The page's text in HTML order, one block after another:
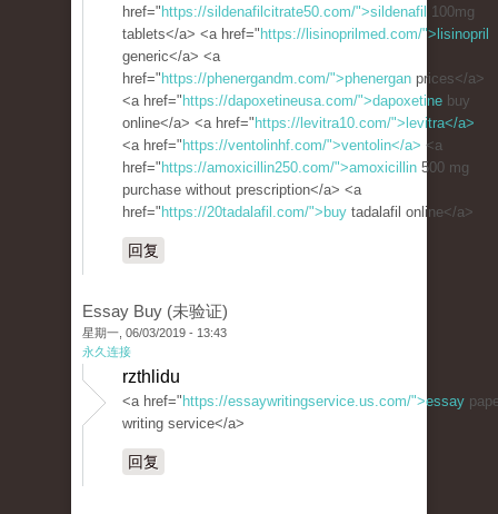
href=" https://sildenafilcitrate50.com/">sildenafil 100mg
tablets</a> <a href=" https://lisinoprilmed.com/">lisinopril
generic</a> <a
href=" https://phenergandm.com/">phenergan prices</a>
<a href=" https://dapoxetineusa.com/">dapoxetine buy
online</a> <a href=" https://levitra10.com/">levitra</a>
<a href=" https://ventolinhf.com/">ventolin</a> <a
href=" https://amoxicillin250.com/">amoxicillin 500 mg
purchase without prescription</a> <a
href=" https://20tadalafil.com/">buy tadalafil online</a>
回复
Essay Buy (未验证)
星期一, 06/03/2019 - 13:43
永久连接
rzthlidu
<a href=" https://essaywritingservice.us.com/">essay
writing service</a>
回复